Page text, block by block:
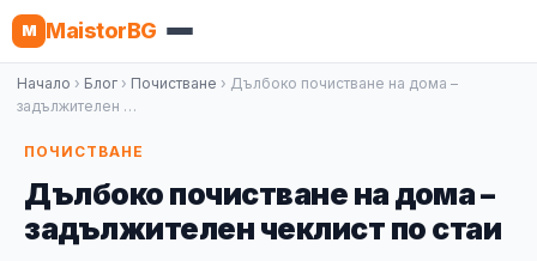
M MaistorBG
Начало › Блог › Почистване › Дълбоко почистване на дома –
задължителен …
ПОЧИСТВАНЕ
Дълбоко почистване на дома –
задължителен чеклист по стаи